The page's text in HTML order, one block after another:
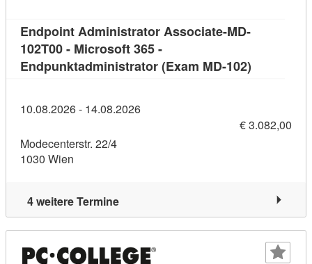
Endpoint Administrator Associate-MD-
102T00 - Microsoft 365 -
Endpunktadministrator (Exam MD-102)
10.08.2026 - 14.08.2026
€ 3.082,00
Modecenterstr. 22/4
1030 Wien
4 weitere Termine